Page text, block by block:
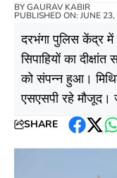
BYGAURAV KABIR
PUBLISHED ON: JUNE
दरभंगा पुलिस केंद्र में
सिपाहियों का
को संपन्न हुआ।
एसएसपी रहे मौजूद।
SHARE